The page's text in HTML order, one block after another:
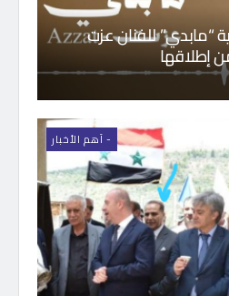
“مابدي” للفنان عزت
إطلاقها
- اَهم الأخبار